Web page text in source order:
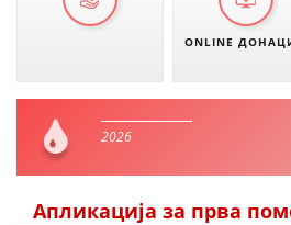
ONLINE
2026
Апликација за прва